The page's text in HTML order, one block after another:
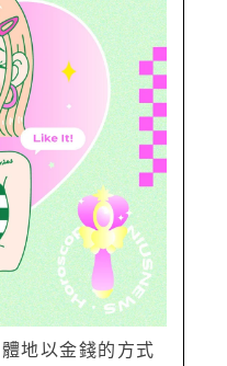
地以金錢的方式